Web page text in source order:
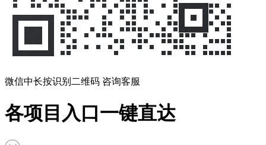
微信中长按识别二维码 咨询客服
各项目入口一键直达